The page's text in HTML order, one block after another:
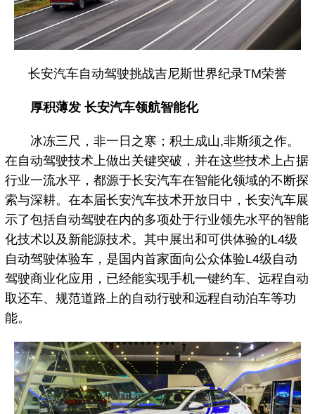
长安汽车自动驾驶挑战吉尼斯世界纪录TM荣誉
厚积薄发 长安汽车领航智能化
冰冻三尺，非一日之寒；积土成山,非斯须之作。
在自动驾驶技术上做出关键突破，并在这些技术上占据
行业一流水平，都源于长安汽车在智能化领域的不断探
索与深耕。在本届长安汽车技术开放日中，长安汽车展
示了包括自动驾驶在内的多项处于行业领先水平的智能
化技术以及新能源技术。其中展出和可供体验的L4级
自动驾驶体验车，是国内首家面向公众体验L4级自动
驾驶商业化应用，已经能实现手机一键约车、远程自动
取还车、规范道路上的自动行驶和远程自动泊车等功
能。